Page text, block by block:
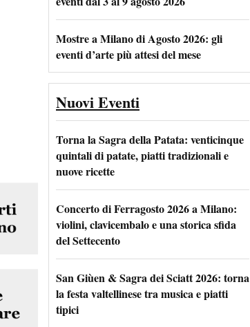
Mostre a Milano di Agosto 2026: gli
eventi d’arte più attesi del mese
Nuovi Eventi
Torna la Sagra della Patata: venticinque
quintali di patate, piatti tradizionali e
nuove ricette
Concerto di Ferragosto 2026 a Milano:
violini, clavicembalo e una storica sfida
del Settecento
San Giùen & Sagra dei Sciatt 2026: torna
la festa valtellinese tra musica e piatti
tipici